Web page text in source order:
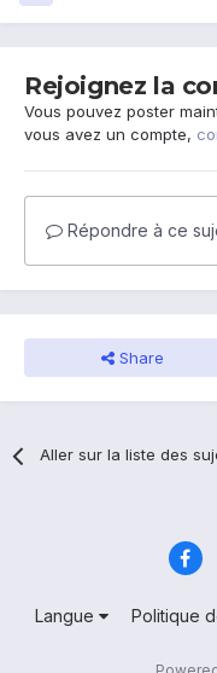
Rejoignez la
Vous pouvez poster
vous avez un compte,
Répondre à ce
Share
Aller sur la liste des
Langue Politique